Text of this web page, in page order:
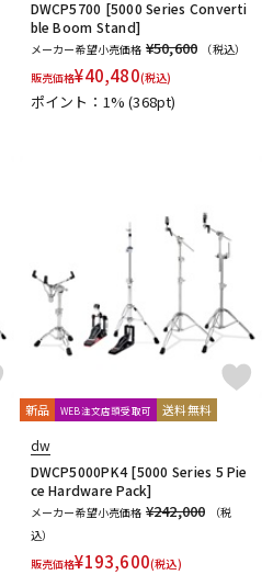
DWCP5700 [5000 Series Converti
ble Boom Stand]
メーカー希望小売価格 ¥50,600
（税込）
販売価格¥40,480(税込)
ポイント：1%(368pt)
新品 WEB注文店頭受取可 送料無料
dw
DWCP5000PK4 [5000 Series 5 Pie
ce Hardware Pack]
メーカー希望小売価格 ¥242,000
（税
込）
販売価格¥193,600(税込)